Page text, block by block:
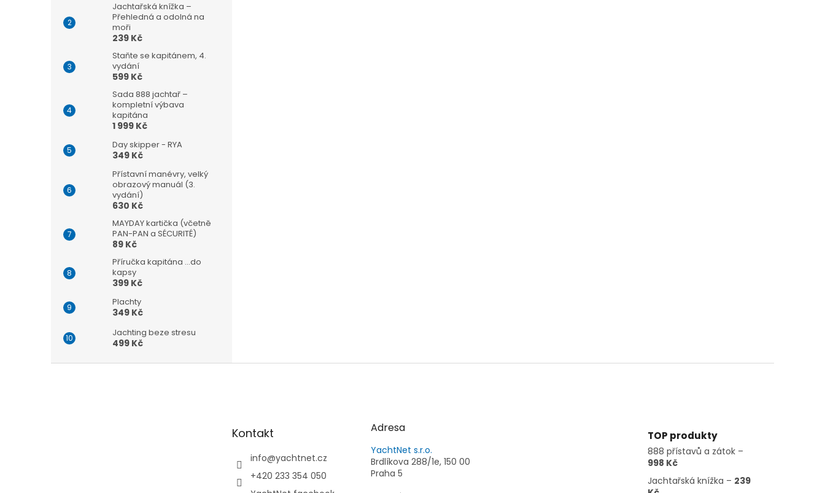
Jachtařská knížka –
Přehledná a odolná na
moři
239 Kč
Staňte se kapitánem, 4.
vydání
599 Kč
Sada 888 jachtař –
kompletní výbava
kapitána
1 999 Kč
Day skipper - RYA
349 Kč
Přístavní manévry, velký
obrazový manuál (3.
vydání)
630 Kč
MAYDAY kartička (včetně
PAN-PAN a SÉCURITÉ)
89 Kč
Příručka kapitána ...do
kapsy
399 Kč
Plachty
349 Kč
Jachting beze stresu
499 Kč
Kontakt
info@yachtnet.cz
+420 233 354 050
Adresa
YachtNet s.r.o.
Brdlíkova 288/1e, 150 00
Praha 5
TOP produkty
888 přístavů a zátok –
998 Kč
Jachtařská knížka – 239